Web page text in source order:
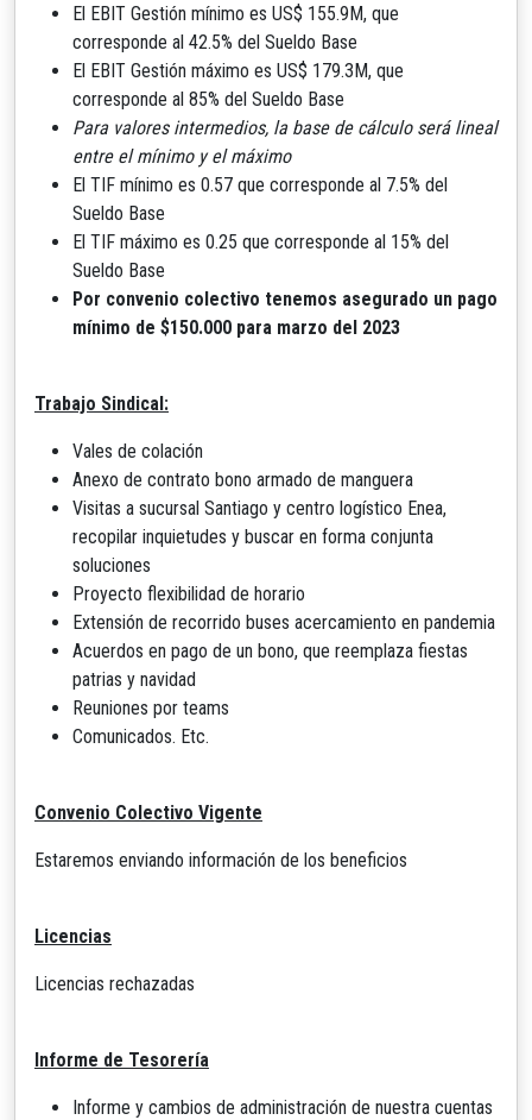
El EBIT Gestión mínimo es US$ 155.9M, que
corresponde al 42.5% del Sueldo Base
El EBIT Gestión máximo es US$ 179.3M, que
corresponde al 85% del Sueldo Base
Para valores intermedios, la base de cálculo será lineal
entre el mínimo y el máximo
El TIF mínimo es 0.57 que corresponde al 7.5% del
Sueldo Base
El TIF máximo es 0.25 que corresponde al 15% del
Sueldo Base
Por convenio colectivo tenemos asegurado un pago
mínimo de $150.000 para marzo del 2023
Trabajo Sindical:
Vales de colación
Anexo de contrato bono armado de manguera
Visitas a sucursal Santiago y centro logístico Enea,
recopilar inquietudes y buscar en forma conjunta
soluciones
Proyecto flexibilidad de horario
Extensión de recorrido buses acercamiento en pandemia
Acuerdos en pago de un bono, que reemplaza fiestas
patrias y navidad
Reuniones por teams
Comunicados. Etc.
Convenio Colectivo Vigente
Estaremos enviando información de los beneficios
Licencias
Licencias rechazadas
Informe de Tesorería
Informe y cambios de administración de nuestra cuentas